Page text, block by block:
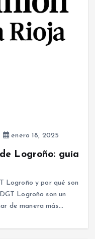
enero 18, 2025
Logroño: guía
Logroño y por qué son
Logroño son un
de manera más…